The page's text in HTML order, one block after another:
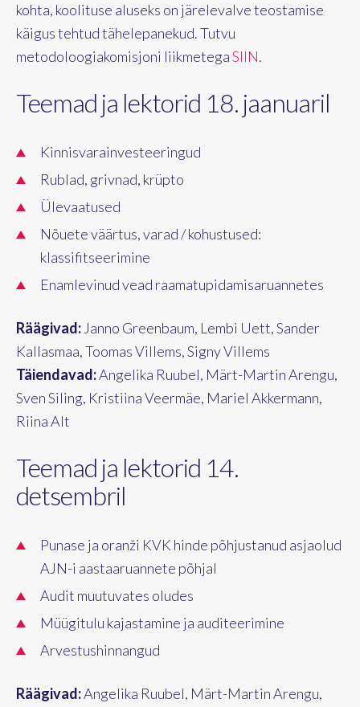
kohta, koolituse aluseks on järelevalve teostamise
käigus tehtud tähelepanekud. Tutvu
metodoloogiakomisjoni liikmetegaSIIN.
Teemad ja lektorid 18. jaanuaril
Kinnisvarainvesteeringud
Rublad, grivnad, krüpto
Ülevaatused
Nõuete väärtus, varad / kohustused:
klassifitseerimine
Enamlevinud vead raamatupidamisaruannetes
Räägivad: Janno Greenbaum, Lembi Uett, Sander
Kallasmaa, Toomas Villems, Signy Villems
Täiendavad:Angelika Ruubel, Märt-Martin Arengu,
Sven Siling, Kristiina Veermäe, Mariel Akkermann,
Riina Alt
Teemad ja lektorid 14.
detsembril
Punase ja oranži KVK hinde põhjustanud asjaolud
AJN-i aastaaruannete põhjal
Audit muutuvates oludes
Müügitulu kajastamine ja auditeerimine
Arvestushinnangud
Räägivad:Angelika Ruubel, Märt-Martin Arengu,